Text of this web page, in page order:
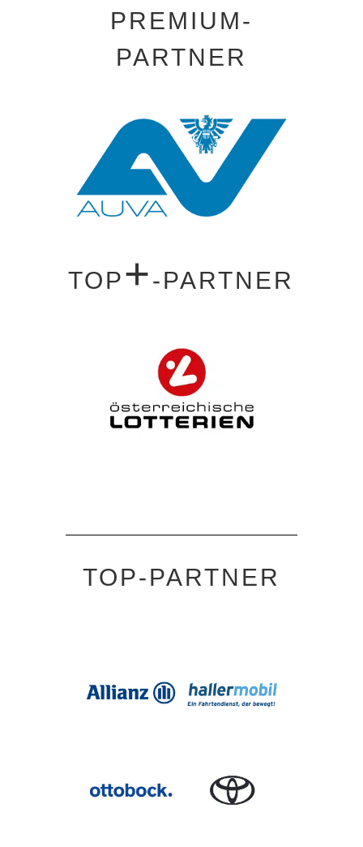
PREMIUM-
PARTNER
TOP+-PARTNER
TOP-PARTNER